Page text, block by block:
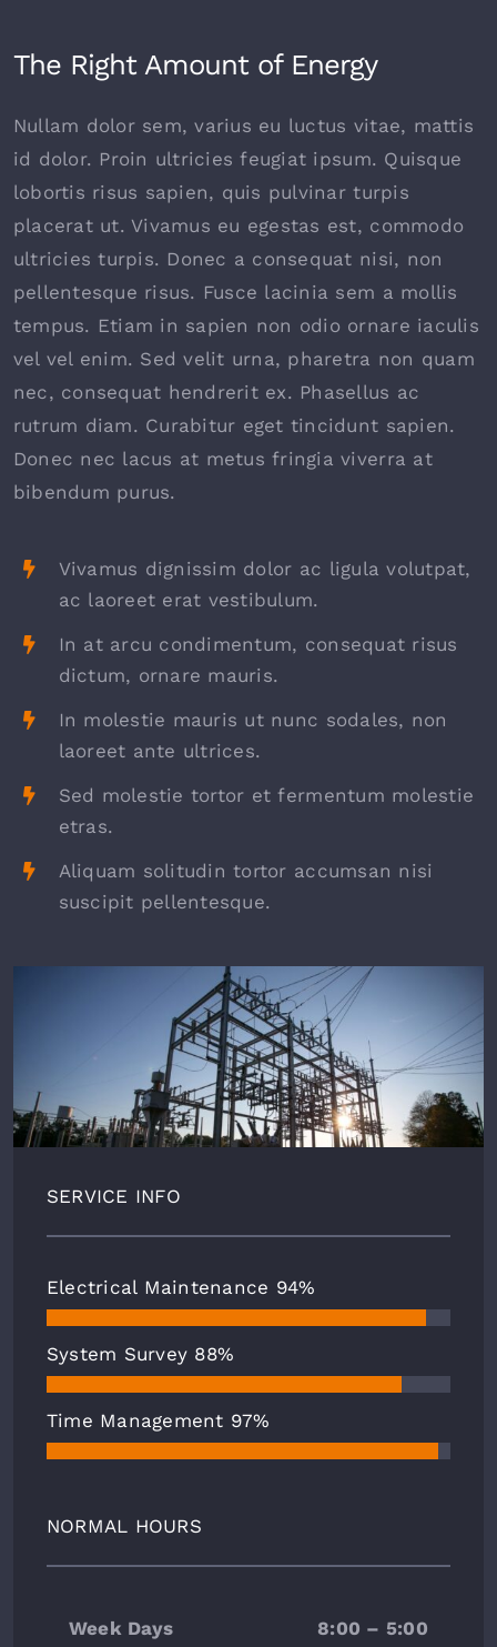
The Right Amount of Energy
Nullam dolor sem, varius eu luctus vitae, mattis
id dolor. Proin ultricies feugiat ipsum. Quisque
lobortis risus sapien, quis pulvinar turpis
placerat ut. Vivamus eu egestas est, commodo
ultricies turpis. Donec a consequat nisi, non
pellentesque risus. Fusce lacinia sem a mollis
tempus. Etiam in sapien non odio ornare iaculis
vel vel enim. Sed velit urna, pharetra non quam
nec, consequat hendrerit ex. Phasellus ac
rutrum diam. Curabitur eget tincidunt sapien.
Donec nec lacus at metus fringia viverra at
bibendum purus.
Vivamus dignissim dolor ac ligula volutpat,
ac laoreet erat vestibulum.
In at arcu condimentum, consequat risus
dictum, ornare mauris.
In molestie mauris ut nunc sodales, non
laoreet ante ultrices.
Sed molestie tortor et fermentum molestie
etras.
Aliquam solitudin tortor accumsan nisi
suscipit pellentesque.
SERVICE INFO
Electrical Maintenance 94%
System Survey 88%
Time Management 97%
NORMAL HOURS
Week Days 8:00 – 5:00